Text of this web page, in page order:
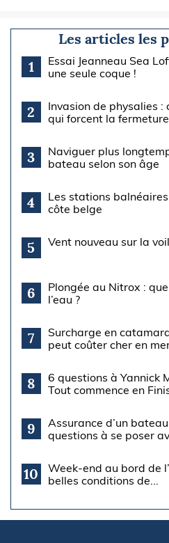
Les articles les
1
Essai Jeanneau Sea
une seule coque !
2
Invasion de physalies :
qui forcent la
3
Naviguer plus
bateau selon son âge
4
Les stations
côte belge
5 Vent nouveau sur la
6
Plongée au Nitrox :
l’eau ?
7
Surcharge en
peut coûter cher en
8
6 questions à Yannick
Tout commence en
9
Assurance d’un
questions à se poser
10
Week-end au bord de
belles conditions de...